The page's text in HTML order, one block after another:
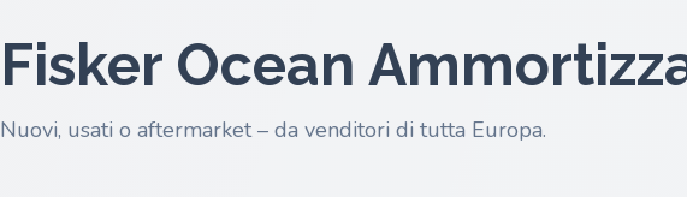
Fisker Ocean
Nuovi, usati o aftermarket – da venditori di tutta Europa.